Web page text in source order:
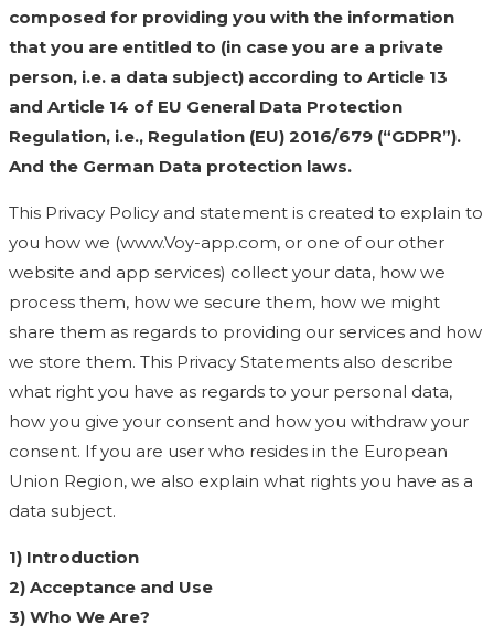
composed for providing you with the information
that you are entitled to (in case you are a private
person, i.e. a data subject) according to Article 13
and Article 14 of EU General Data Protection
Regulation, i.e., Regulation (EU) 2016/679 (“GDPR”).
And the German Data protection laws.
This Privacy Policy and statement is created to explain to
you how we (www.Voy-app.com, or one of our other
website and app services) collect your data, how we
process them, how we secure them, how we might
share them as regards to providing our services and how
we store them. This Privacy Statements also describe
what right you have as regards to your personal data,
how you give your consent and how you withdraw your
consent. If you are user who resides in the European
Union Region, we also explain what rights you have as a
data subject.
1) Introduction
2) Acceptance and Use
3) Who We Are?